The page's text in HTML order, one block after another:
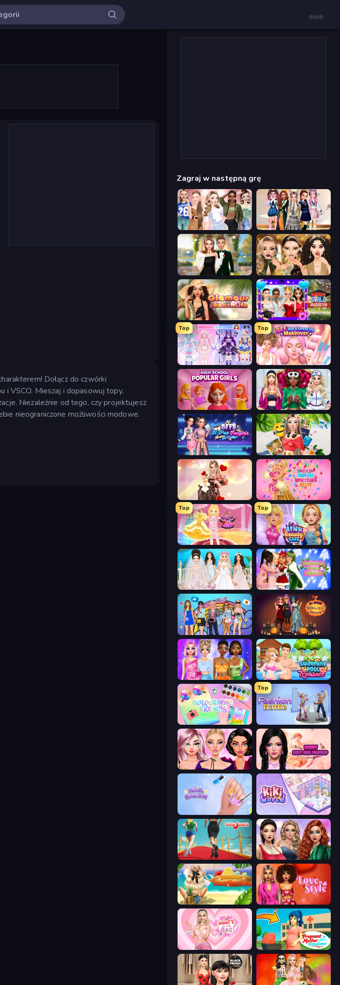
Dołącz do czwórki
i VSCO. Mieszaj i dopasowuj topy,
Niezależnie od tego, czy projektujesz
nieograniczone możliwości modowe.
Zagraj w następną grę
Fashion Week 2025 Back To School: Uniforms Edition
Valentine's Day Proposal Autumn Glam Gala
Glamour Beach Life Mean Girls Graduation Day
Top
Idol Livestream: Fashion Game
Top
BFF Makeover - Spa & Dress Up
BFFs Luxury Loungewear
BFFs K-Pop Fangirls Travel with Me: ASMR Edition
GRWM Date Night Dress To Impress: New Year's Party
Top
Royal Glow Princess Makeover
Top
ASMR Beauty Care
Model Wedding Christmas Girls Dress Up
College Girls Team Makeover
Monochrome Looks Swimming Pool Romance
Holographic Trends
Top
Fashion Battle
New Year Makeup Trends Wendy Soft Girl Makeup
Nail Salon KiKi World
Shoe Race Colored Denim Trends
Summer Aesthetics Love In Style
What's In My Bag Pregnant Mother Simulator